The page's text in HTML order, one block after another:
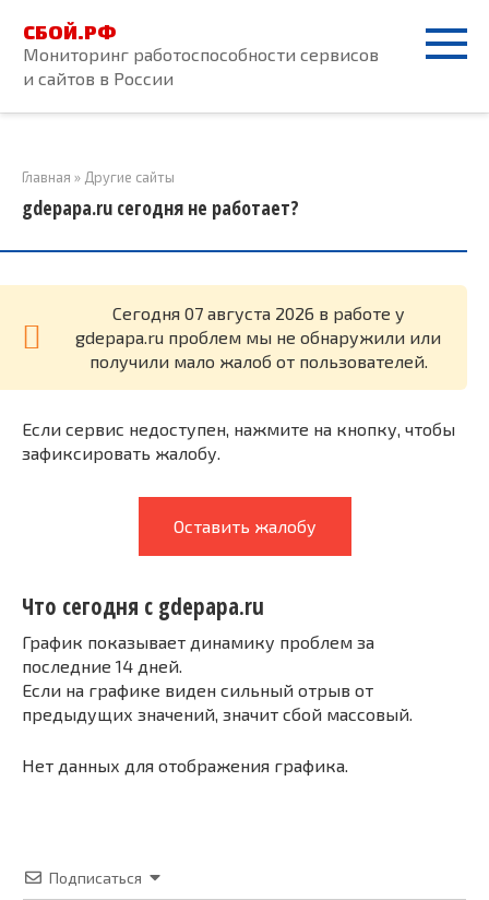
контенту
СБОЙ.РФ
Мониторинг работоспособности сервисов
и сайтов в России
Главная » Другие сайты
gdepapa.ru сегодня не работает?
Cегодня 07 августа 2026 в работе у
gdepapa.ru проблем мы не обнаружили или
получили мало жалоб от пользователей.
Если сервис недоступен, нажмите на кнопку, чтобы
зафиксировать жалобу.
Оставить жалобу
Что сегодня с gdepapa.ru
График показывает динамику проблем за
последние 14 дней.
Если на графике виден сильный отрыв от
предыдущих значений, значит сбой массовый.
Нет данных для отображения графика.
Подписаться